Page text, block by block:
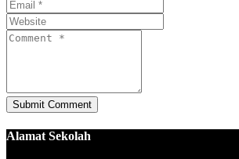
Alamat Sekolah